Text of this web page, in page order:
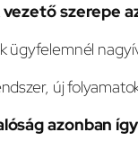
vezető szerepe
ügyfelemnél
új
azonban